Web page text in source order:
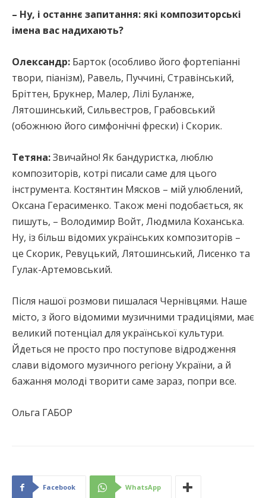
– Ну, і останнє запитання: які композиторські
імена вас надихають?
Олександр: Барток (особливо його фортепіанні
твори, піанізм), Равель, Пуччині, Стравінський,
Бріттен, Брукнер, Малер, Лілі Буланже,
Лятошинський, Сильвестров, Грабовський
(обожнюю його симфонічні фрески) і Скорик.
Тетяна:Звичайно! Як бандуристка, люблю
композиторів, котрі писали саме для цього
інструмента. Костянтин Мясков – мій улюблений,
Оксана Герасименко. Також мені подобається, як
пишуть, – Володимир Войт, Людмила Коханська.
Ну, із більш відомих українських композиторів –
це Скорик, Ревуцький, Лятошинський, Лисенко та
Гулак-Артемовський.
Після нашої розмови пишалася Чернівцями. Наше
місто, з його відомими музичними традиціями, має
великий потенціал для української культури.
Йдеться не просто про поступове відродження
слави відомого музичного регіону України, а й
бажання молоді творити саме зараз, попри все.
Ольга ГАБОР
Facebook WhatsApp